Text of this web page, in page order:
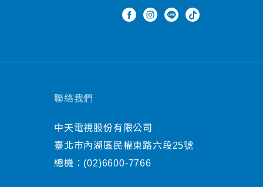
聯絡我們
中天電視股份有限公司
臺北市內湖區民權東路六段25號
總機： (02)6600-7766